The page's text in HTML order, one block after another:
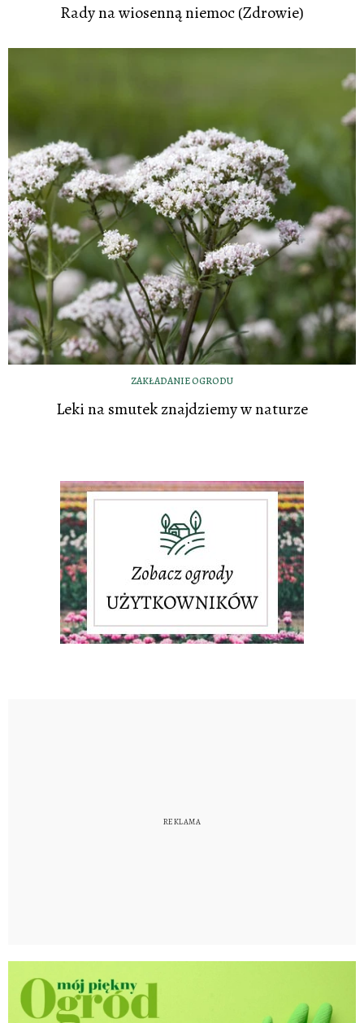
Rady na wiosenną niemoc (Zdrowie)
ZAKŁADANIE OGRODU
Leki na smutek znajdziemy w naturze